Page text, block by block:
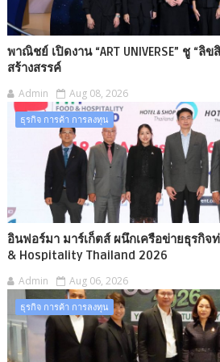
พาณิชย์ เปิดงาน “ART UNIVERSE” ชู “ลิ
สร้างสรรค์
Admin Aug 08, 2026
ธุรกิจ การค้า การลงทุน
อินฟอร์มา มาร์เก็ตส์ ผนึกเครือข่ายธุรกิจ
& Hospitality Thailand 2026
Admin Aug 06, 2026
ธุรกิจ การค้า การลงทุน